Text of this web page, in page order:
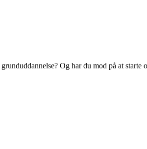
Og har du mod på at starte